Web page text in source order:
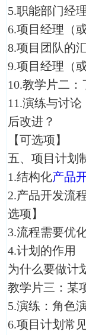
5.职能部门经
6.项目经理（
8.项目团队的
9.项目经理（
10.教学片二
11.演练与讨
后改进？
【可选项】
五、项目计划
1.结构化产品
2.产品开发流
选项】
3.流程需要优
4.计划的作用
为什么要做计
教学片三：某
5.演练：角色
6.项目计划常